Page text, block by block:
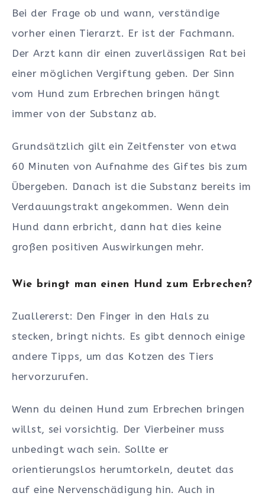
Bei der Frage ob und wann, verständige
vorher einen Tierarzt. Er ist der Fachmann.
Der Arzt kann dir einen zuverlässigen Rat bei
einer möglichen Vergiftung geben. Der Sinn
vom Hund zum Erbrechen bringen hängt
immer von der Substanz ab.
Grundsätzlich gilt ein Zeitfenster von etwa
60 Minuten von Aufnahme des Giftes bis zum
Übergeben. Danach ist die Substanz bereits im
Verdauungstrakt angekommen. Wenn dein
Hund dann erbricht, dann hat dies keine
großen positiven Auswirkungen mehr.
Wie bringt man einen Hund zum Erbrechen?
Zuallererst: Den Finger in den Hals zu
stecken, bringt nichts. Es gibt dennoch einige
andere Tipps, um das Kotzen des Tiers
hervorzurufen.
Wenn du deinen Hund zum Erbrechen bringen
willst, sei vorsichtig. Der Vierbeiner muss
unbedingt wach sein. Sollte er
orientierungslos herumtorkeln, deutet das
auf eine Nervenschädigung hin. Auch in